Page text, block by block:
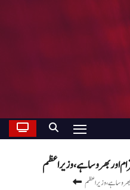
اور بھروسا ہے، وزیراعظم
ہے، وزیراعظم